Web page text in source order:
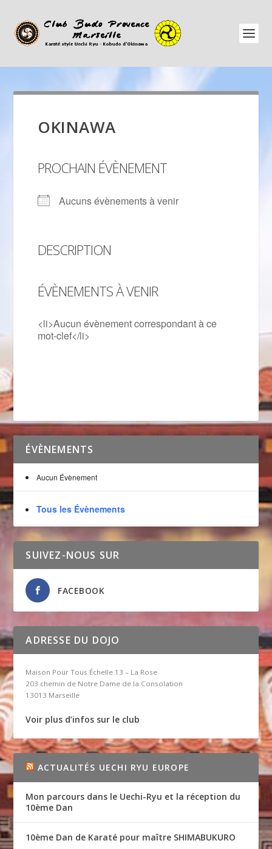
OKINAWA
PROCHAIN ÉVÈNEMENT
Aucuns évènements à venir
DESCRIPTION
ÉVÈNEMENTS À VENIR
<li>Aucun évènement correspondant à ce
mot-clef</li>
ÉVÈNEMENTS
Aucun Évènement
Tous les Évènements
SUIVEZ-NOUS SUR
FACEBOOK
ADRESSE DU DOJO
Maison Pour Tous Échelle 13 – La Rose
203 chemin de Notre Dame de la Consolation
13013 Marseille
Voir plus d’infos sur le club
ACTUALITÉS UECHI RYU EUROPE
Mon parcours dans le Uechi-Ryu et la réception du
10ème Dan
10ème Dan de Karaté pour maître SHIMABUKURO